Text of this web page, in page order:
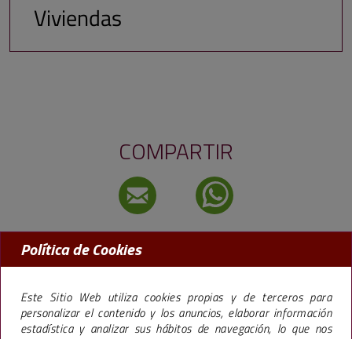
Viviendas
COMPARTIR
MADRID:91 456 09 97
BARCELONA: 93 238 50 77
Política de Cookies
Este Sitio Web utiliza cookies propias y de terceros para
personalizar el contenido y los anuncios, elaborar información
estadística y analizar sus hábitos de navegación, lo que nos